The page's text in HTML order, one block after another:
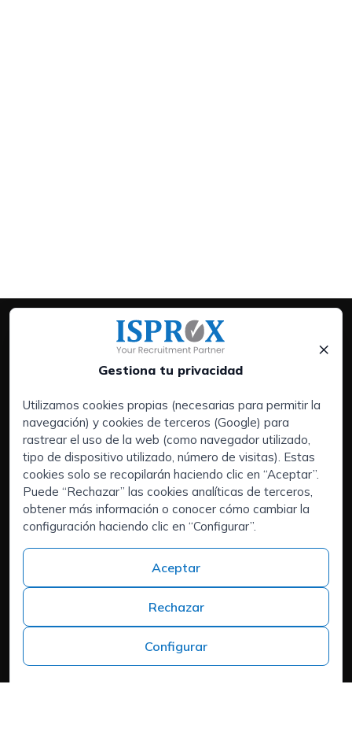
Gestiona tu privacidad
×
Utilizamos cookies propias (necesarias para permitir la
navegación) y cookies de terceros (Google) para
rastrear el uso de la web (como navegador utilizado,
tipo de dispositivo utilizado, número de visitas). Estas
cookies solo se recopilarán haciendo clic en “Aceptar”.
Puede “Rechazar” las cookies analíticas de terceros,
obtener más información o conocer cómo cambiar la
configuración haciendo clic en “Configurar”.
Aceptar
Rechazar
Configurar
Servicios:
Empresas
Executive Search | Selección de Directivos
Outsourcing de RRHH (RPO)
Áreas de interés:
¿Tienes talento y buscas un nuevo reto?
Quiénes somos
Contacto
Trabaja en ISPROX
Teléfono